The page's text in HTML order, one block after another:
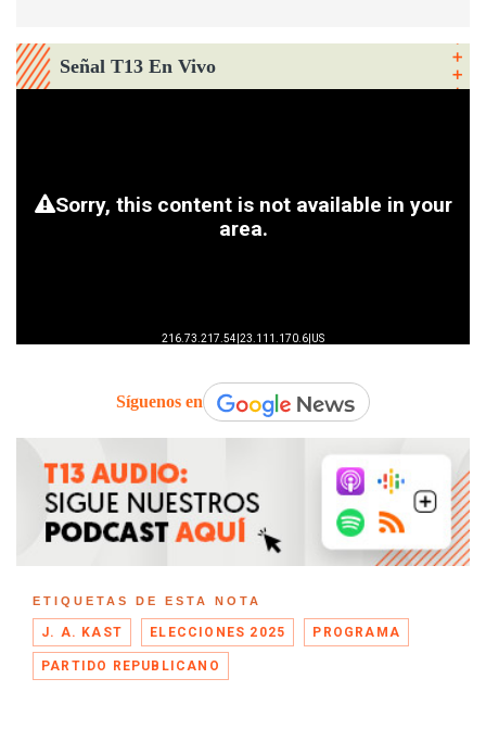
Señal T13 En Vivo
Síguenos en
ETIQUETAS DE ESTA NOTA
J. A. KAST ELECCIONES 2025 PROGRAMA
PARTIDO REPUBLICANO